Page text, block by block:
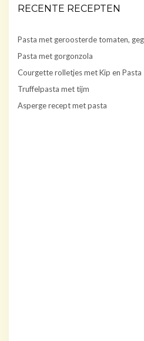
RECENTE RECEPTEN
Pasta met geroosterde tomaten,
Pasta met gorgonzola
Courgette rolletjes met Kip en Pasta
Truffelpasta met tijm
Asperge recept met pasta